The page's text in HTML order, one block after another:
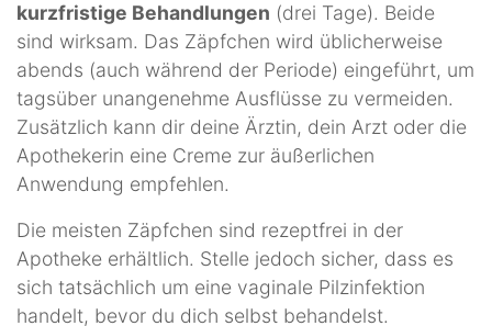
kurzfristige Behandlungen (drei Tage). Beide
sind wirksam. Das Zäpfchen wird üblicherweise
abends (auch während der Periode) eingeführt, um
tagsüber unangenehme Ausflüsse zu vermeiden.
Zusätzlich kann dir deine Ärztin, dein Arzt oder die
Apothekerin eine Creme zur äußerlichen
Anwendung empfehlen.
Die meisten Zäpfchen sind rezeptfrei in der
Apotheke erhältlich. Stelle jedoch sicher, dass es
sich tatsächlich um eine vaginale Pilzinfektion
handelt, bevor du dich selbst behandelst.